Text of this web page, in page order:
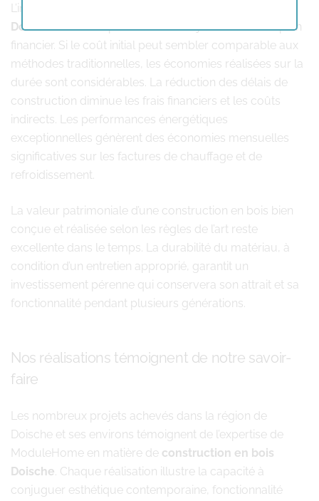
L’investissement dans une
Doischese révèle particulièrement judicieux sur le plan
financier. Si le coût initial peut sembler comparable aux
méthodes traditionnelles, les économies réalisées sur la
durée sont considérables. La réduction des délais de
construction diminue les frais financiers et les coûts
indirects. Les performances énergétiques
exceptionnelles génèrent des économies mensuelles
significatives sur les factures de chauffage et de
refroidissement.
La valeur patrimoniale d’une construction en bois bien
conçue et réalisée selon les règles de l’art reste
excellente dans le temps. La durabilité du matériau, à
condition d’un entretien approprié, garantit un
investissement pérenne qui conservera son attrait et sa
fonctionnalité pendant plusieurs générations.
Nos réalisations témoignent de notre savoir-
faire
Les nombreux projets achevés dans la région de
Doische et ses environs témoignent de l’expertise de
ModuleHome en matière de construction en bois
Doische. Chaque réalisation illustre la capacité à
conjuguer esthétique contemporaine, fonctionnalité